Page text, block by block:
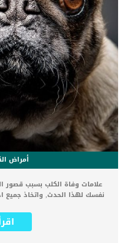
أمراض
علامات وفاة الكلب بسبب قصور
نفسك لهذا الحدث, واتخاذ جميع
يتعرض لها جميع الكائنات الحية
يعتبر عضوا رئيسيا فى جسم